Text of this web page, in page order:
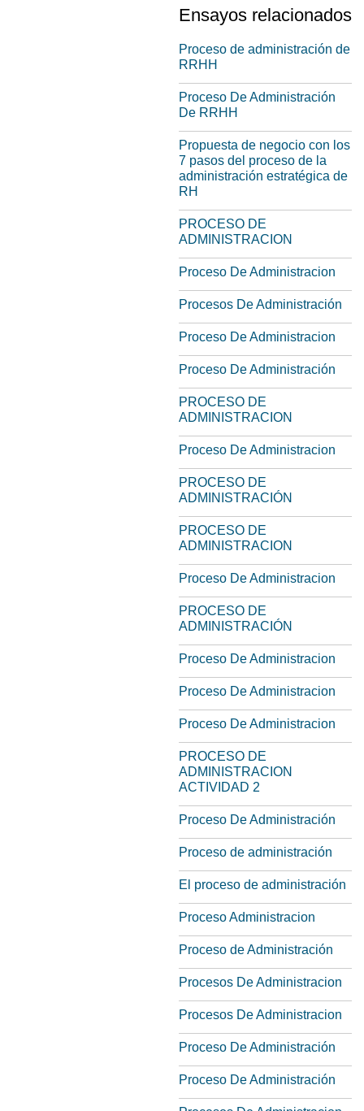
Ensayos relacionados
Proceso de administración de
RRHH
Proceso De Administración
De RRHH
Propuesta de negocio con los
7 pasos del proceso de la
administración estratégica de
RH
PROCESO DE
ADMINISTRACION
Proceso De Administracion
Procesos De Administración
Proceso De Administracion
Proceso De Administración
PROCESO DE
ADMINISTRACION
Proceso De Administracion
PROCESO DE
ADMINISTRACIÓN
PROCESO DE
ADMINISTRACION
Proceso De Administracion
PROCESO DE
ADMINISTRACIÓN
Proceso De Administracion
Proceso De Administracion
Proceso De Administracion
PROCESO DE
ADMINISTRACION
ACTIVIDAD 2
Proceso De Administración
Proceso de administración
El proceso de administración
Proceso Administracion
Proceso de Administración
Procesos De Administracion
Procesos De Administracion
Proceso De Administración
Proceso De Administración